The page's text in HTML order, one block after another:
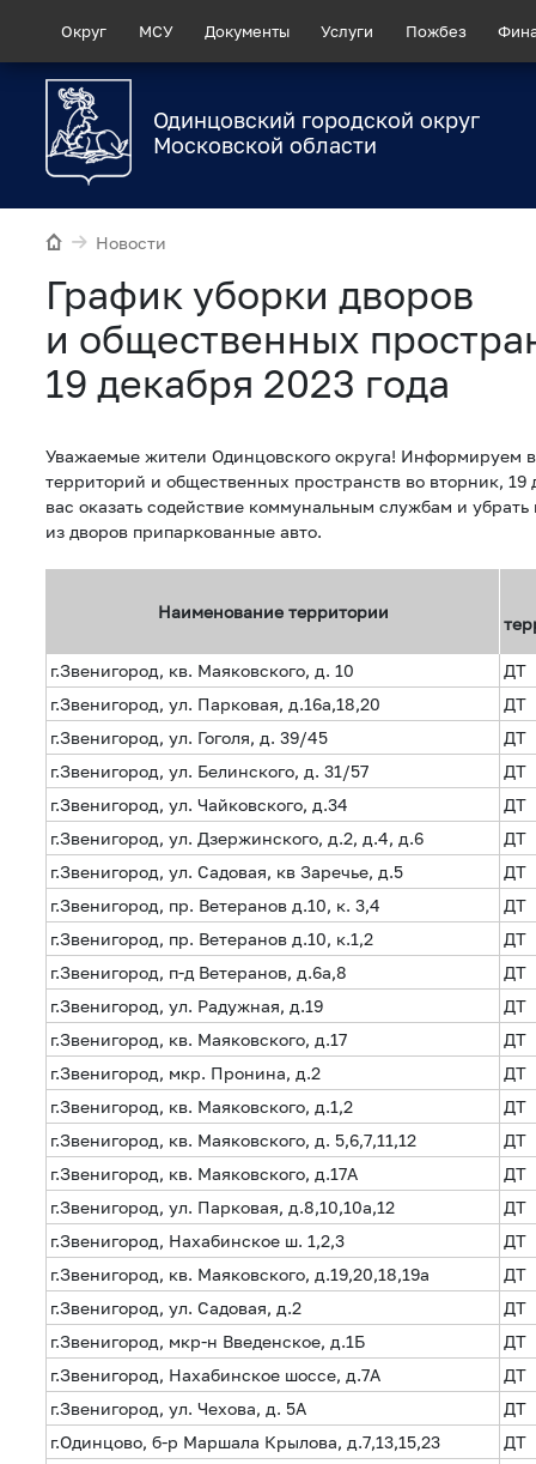
Округ МСУ Документы Услуги Пожбез
Одинцовский городской округ
Московской области
Новости
График уборки дворов
и общественных
19 декабря 2023 года
Уважаемые жители Одинцовского округа! Информируем
территорий и общественных пространств во вторник, 19
вас оказать содействие коммунальным службам и убрать
из дворов припаркованные авто.
Наименование территории
г.Звенигород, кв. Маяковского, д. 10
ДТ
г.Звенигород, ул. Парковая, д.16а,18,20
ДТ
г.Звенигород, ул. Гоголя, д. 39/45
ДТ
г.Звенигород, ул. Белинского, д. 31/57
ДТ
г.Звенигород, ул. Чайковского, д.34
ДТ
г.Звенигород, ул. Дзержинского, д.2, д.4, д.6
ДТ
г.Звенигород, ул. Садовая, кв Заречье, д.5
ДТ
г.Звенигород, пр. Ветеранов д.10, к. 3,4
ДТ
г.Звенигород, пр. Ветеранов д.10, к.1,2
ДТ
г.Звенигород, п-д Ветеранов, д.6а,8
ДТ
г.Звенигород, ул. Радужная, д.19
ДТ
г.Звенигород, кв. Маяковского, д.17
ДТ
г.Звенигород, мкр. Пронина, д.2
ДТ
г.Звенигород, кв. Маяковского, д.1,2
ДТ
г.Звенигород, кв. Маяковского, д. 5,6,7,11,12
ДТ
г.Звенигород, кв. Маяковского, д.17А
ДТ
г.Звенигород, ул. Парковая, д.8,10,10а,12
ДТ
г.Звенигород, Нахабинское ш. 1,2,3
ДТ
г.Звенигород, кв. Маяковского, д.19,20,18,19а
ДТ
г.Звенигород, ул. Садовая, д.2
ДТ
г.Звенигород, мкр-н Введенское, д.1Б
ДТ
г.Звенигород, Нахабинское шоссе, д.7А
ДТ
г.Звенигород, ул. Чехова, д. 5А
ДТ
г.Одинцово, б-р Маршала Крылова, д.7,13,15,23
ДТ